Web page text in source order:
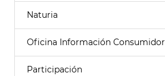
Naturia
Oficina Información Consumidor
Participación